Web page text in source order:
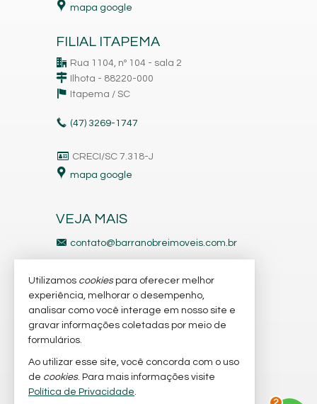
mapa google
FILIAL ITAPEMA
Rua 1104, nº 104 - sala 2
Ilhota - 88220-000
Itapema / SC
(47) 3269-1747
CRECI/SC 7.318-J
mapa google
VEJA MAIS
contato@barranobreimoveis.com.br
receba nosso newsletter
imóveis favoritos
mapa de imóveis
Utilizamos cookiespara oferecer melhor
experiência, melhorar o desempenho,
analisar como você interage em nosso site e
gravar informações coletadas por meio de
formulários.
Ao utilizar esse site, você concorda com o uso
de cookies. Para mais informações visite
Política de Privacidade.